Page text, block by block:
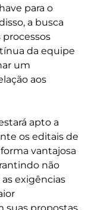
para o
a busca
da equipe
um
aos
apto a
os editais de
vantajosa
não
exigências